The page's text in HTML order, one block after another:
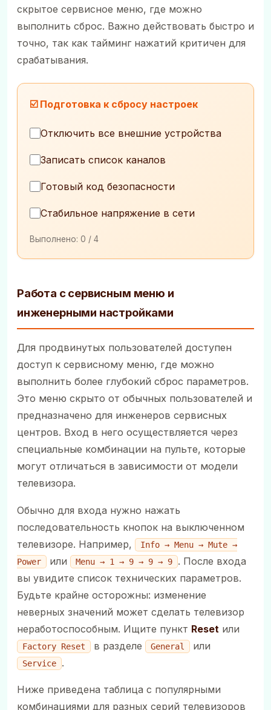
скрытое сервисное меню, где можно
выполнить сброс. Важно действовать быстро и
точно, так как тайминг нажатий критичен для
срабатывания.
☑️ Подготовка к сбросу настроек
Отключить все внешние устройства
Записать список каналов
Готовый код безопасности
Стабильное напряжение в сети
Выполнено: 0 / 4
Работа с сервисным меню и
инженерными настройками
Для продвинутых пользователей доступен
доступ к сервисному меню, где можно
выполнить более глубокий сброс параметров.
Это меню скрыто от обычных пользователей и
предназначено для инженеров сервисных
центров. Вход в него осуществляется через
специальные комбинации на пульте, которые
могут отличаться в зависимости от модели
телевизора.
Обычно для входа нужно нажать
последовательность кнопок на выключенном
телевизоре. Например,
Info → Menu → Mute →
Power
или Menu → 1 → 9 → 9 → 9
. После входа
вы увидите список технических параметров.
Будьте крайне осторожны: изменение
неверных значений может сделать телевизор
неработоспособным. Ищите пункт Reset или
Factory Reset в разделе General или
Service .
Ниже приведена таблица с популярными
комбинациями для разных серий телевизоров